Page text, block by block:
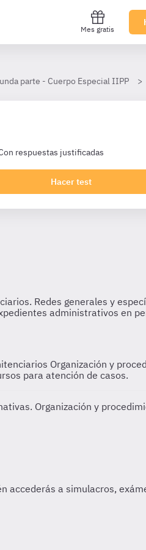
Mes gratis
parte - Cuerpo Especial IIPP
respuestas justificadas
Hacer test
Organización y
para atención de casos.
Organización y